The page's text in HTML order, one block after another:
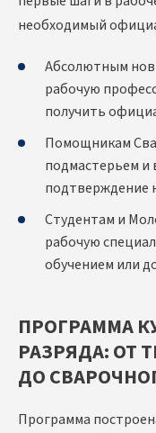
необходимый
Абсолютным
рабочую
получить
Помощникам
подмастерьем
подтверждение
Студентам и
рабочую
обучением или
ПРОГРАММА
РАЗРЯДА: ОТ
ДО
Программа